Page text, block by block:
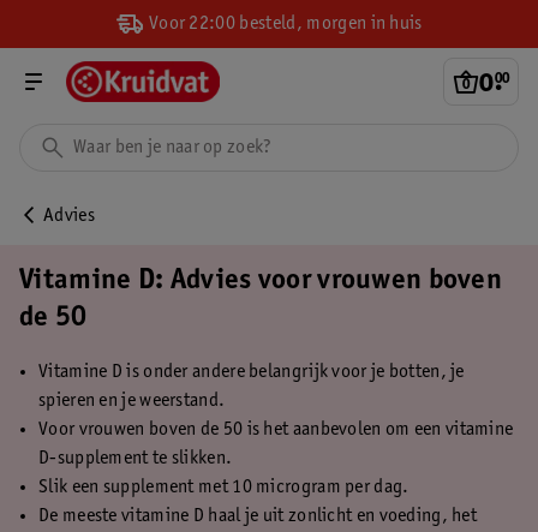
Voor 22:00 besteld, morgen in huis
0.
00
Advies
Vitamine D: Advies voor vrouwen boven
de 50
Vitamine D is onder andere belangrijk voor je botten, je
spieren en je weerstand.
Voor vrouwen boven de 50 is het aanbevolen om een vitamine
D-supplement te slikken.
Slik een supplement met 10 microgram per dag.
De meeste vitamine D haal je uit zonlicht en voeding, het